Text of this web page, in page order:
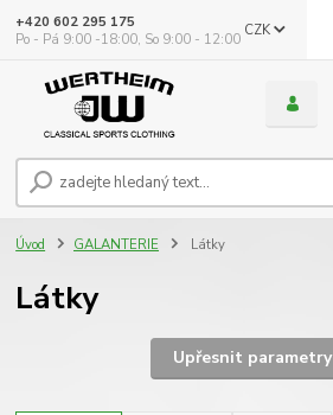
CZK
+420 602 295 175
Po - Pá 9:00 -18:00, So 9:00 - 12:00
Úvod GALANTERIE Látky
Látky
Upřesnit parametry